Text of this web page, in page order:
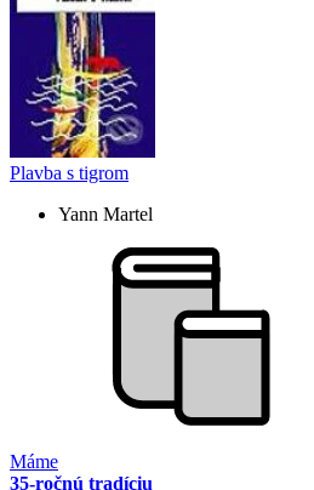
Plavba s tigrom
Yann Martel
Máme
35-ročnú tradíciu